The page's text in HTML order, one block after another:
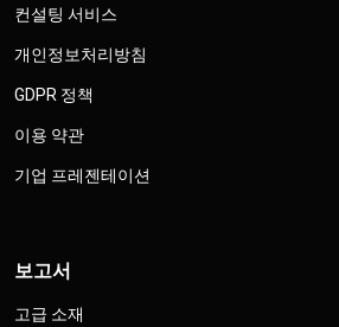
컨설팅 서비스
개인정보처리방침
GDPR 정책
이용 약관
기업 프레젠테이션
보고서
고급 소재